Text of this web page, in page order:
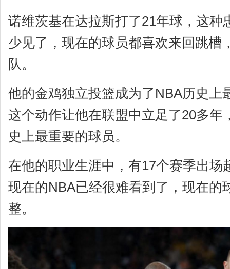
诺维茨基在达拉斯打了21年球，这种
少见了，现在的球员都喜欢来回跳槽
队。
他的金鸡独立投篮成为了NBA历史上
这个动作让他在联盟中立足了20多年
史上最重要的球员。
在他的职业生涯中，有17个赛季出场
现在的NBA已经很难看到了，现在的
整。